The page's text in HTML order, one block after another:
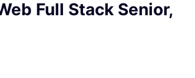
Full Stack Senior,